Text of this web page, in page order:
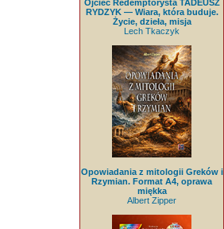
Ojciec Redemptorysta TADEUSZ
RYDZYK — Wiara, która buduje.
Życie, dzieła, misja
Lech Tkaczyk
Opowiadania z mitologii Greków i
Rzymian. Format A4, oprawa
miękka
Albert Zipper